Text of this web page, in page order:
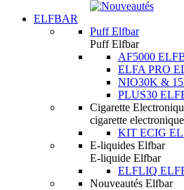
ELFBAR
Puff Elfbar
Puff Elfbar
AF5000
ELFA PRO
NIO30K &
PLUS30
Cigarette
cigarette
KIT ECIG
E-liquides Elfbar
E-liquide Elfbar
ELFLIQ
Nouveautés Elfbar